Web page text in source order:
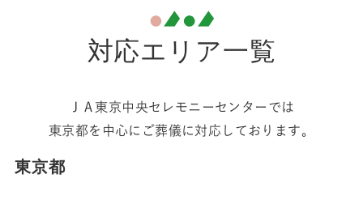
い支持を受けてい
ます。
なペットから大型
の子まで幅広く対
法要も行えます。
です。
そのほか、世田谷
しり畑 祖師谷店」
「みどり会館（区
イト「葬儀の口コ
ミ」でも、
丁寧さや費用の明
親身な姿勢 が高く
評価されていま
対応エリア一覧
ＪＡ東京中央セレモニーセンターでは
東京都を中心にご葬儀に対応しております。
東京都